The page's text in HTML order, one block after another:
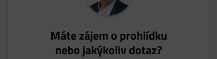
Máte zájem o prohlídku
nebo jakýkoliv dotaz?